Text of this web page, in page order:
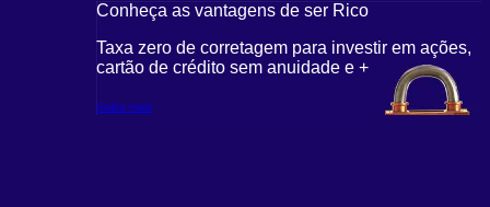
Conheça as vantagens de ser Rico
Taxa zero de corretagem para investir em ações,
cartão de crédito sem anuidade e +
Saiba mais